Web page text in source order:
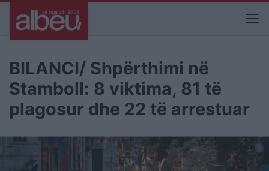
BILANCI/ Shpërthimi në
Stamboll: 8 viktima, 81 të
plagosur dhe 22 të arrestuar